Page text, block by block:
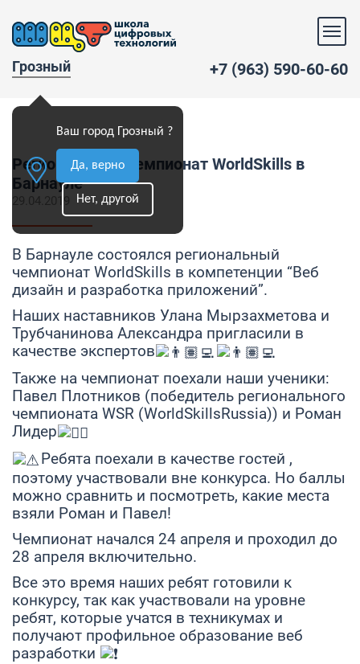
Грозный
Ваш город Грозный ?
Да, верно
Нет, другой
+7 (963) 590-60-60
Региональный чемпионат WorldSkills в
Барнауле
29.04.2019
В Барнауле состоялся региональный
чемпионат WorldSkills в компетенции “Веб
дизайн и разработка приложений”.
Наших наставников Улана Мырзахметова и
Трубчанинова Александра пригласили в
качестве экспертов
Также на чемпионат поехали наши ученики:
Павел Плотников (победитель регионального
чемпионата WSR (WorldSkillsRussia)) и Роман
Лидер
Ребята поехали в качестве гостей ,
поэтому участвовали вне конкурса. Но баллы
можно сравнить и посмотреть, какие места
взяли Роман и Павел!
Чемпионат начался 24 апреля и проходил до
28 апреля включительно.
Все это время наших ребят готовили к
конкурсу, так как участвовали на уровне
ребят, которые учатся в техникумах и
получают профильное образование веб
разработки